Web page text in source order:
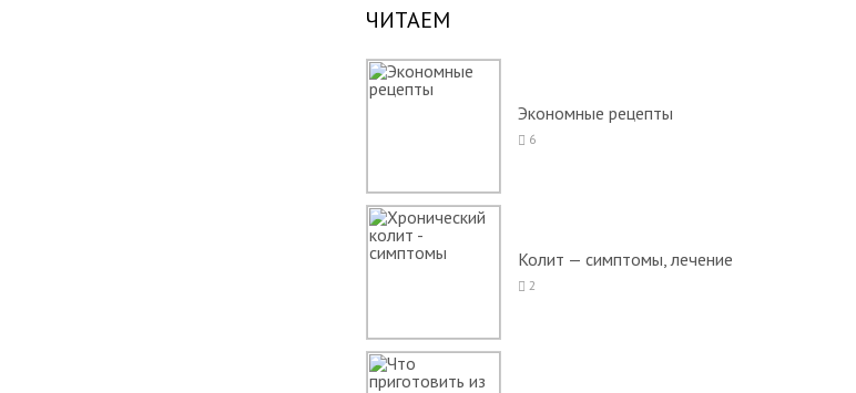
ЧИТАЕМ
Экономные рецепты
6
Колит — симптомы, лечение
2